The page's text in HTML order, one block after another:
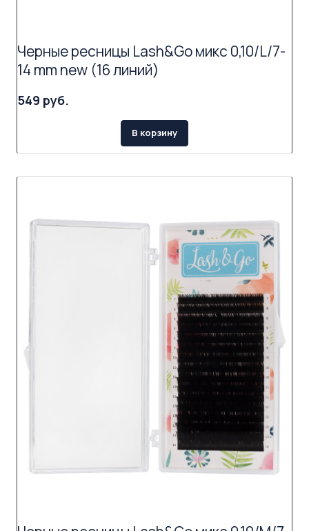
Черные ресницы Lash&Go микс 0,10/L/7-
14 mm new (16 линий)
549 руб.
В корзину